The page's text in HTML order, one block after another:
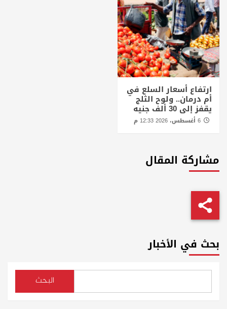
ارتفاع أسعار السلع في
أم درمان.. ولوح الثلج
يقفز إلى 30 ألف جنيه
مشاركة المقال
بحث في الأخبار
البحث